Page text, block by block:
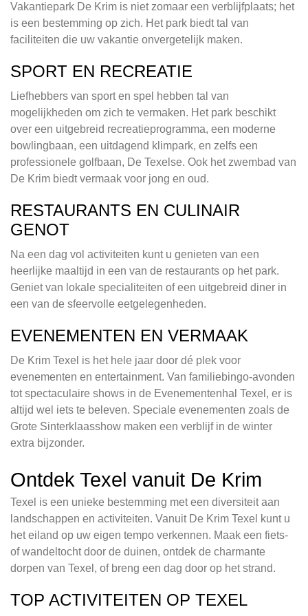
Vakantiepark De Krim is niet zomaar een verblijfplaats; het
is een bestemming op zich. Het park biedt tal van
faciliteiten die uw vakantie onvergetelijk maken.
SPORT EN RECREATIE
Liefhebbers van sport en spel hebben tal van
mogelijkheden om zich te vermaken. Het park beschikt
over een uitgebreid recreatieprogramma, een moderne
bowlingbaan, een uitdagend klimpark, en zelfs een
professionele golfbaan, De Texelse. Ook het zwembad van
De Krim biedt vermaak voor jong en oud.
RESTAURANTS EN CULINAIR
GENOT
Na een dag vol activiteiten kunt u genieten van een
heerlijke maaltijd in een van de restaurants op het park.
Geniet van lokale specialiteiten of een uitgebreid diner in
een van de sfeervolle eetgelegenheden.
EVENEMENTEN EN VERMAAK
De Krim Texel is het hele jaar door dé plek voor
evenementen en entertainment. Van familiebingo-avonden
tot spectaculaire shows in de Evenementenhal Texel, er is
altijd wel iets te beleven. Speciale evenementen zoals de
Grote Sinterklaasshow maken een verblijf in de winter
extra bijzonder.
Ontdek Texel vanuit De Krim
Texel is een unieke bestemming met een diversiteit aan
landschappen en activiteiten. Vanuit De Krim Texel kunt u
het eiland op uw eigen tempo verkennen. Maak een fiets-
of wandeltocht door de duinen, ontdek de charmante
dorpen van Texel, of breng een dag door op het strand.
TOP ACTIVITEITEN OP TEXEL